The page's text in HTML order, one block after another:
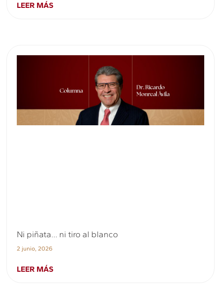
LEER MÁS
Ni piñata… ni tiro al blanco
2 junio, 2026
LEER MÁS